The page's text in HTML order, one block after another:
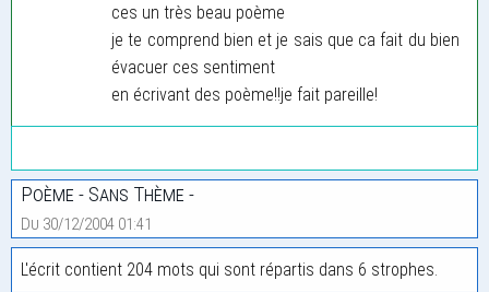
ces un très beau poème
je te comprend bien et je sais que ca fait du bien
évacuer ces sentiment
en écrivant des poème!!je fait pareille!
Poème - Sans Thème -
Du 30/12/2004 01:41
L'écrit contient 204 mots qui sont répartis dans 6 strophes.